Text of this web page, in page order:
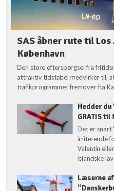
SAS åbner rute til
København
Den store efterspørgsel fra
attraktiv tidstabel medvirker til,
trafikprogrammet fremover fra
Hedder
GRATIS til
Det er snart
irriterende
Valentin
islandske
Læserne af